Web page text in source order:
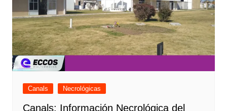
Canals Necrológicas
Canals: Información Necrológica del